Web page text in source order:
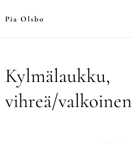
Pia Olsbo
Kylmälaukku,
vihreä/valkoinen